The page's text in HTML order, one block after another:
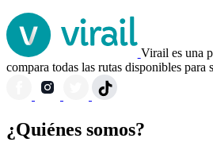
Virail es una
compara todas las rutas disponibles para
¿Quiénes somos?